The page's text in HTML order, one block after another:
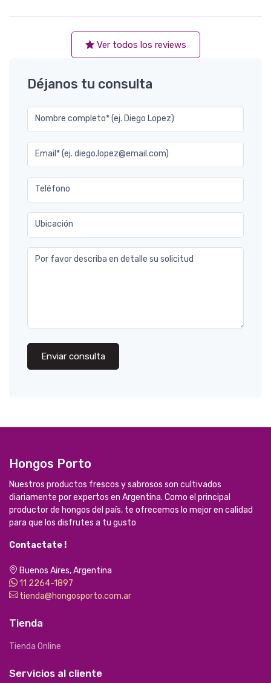
Ver todos los reviews
Déjanos tu consulta
Nombre completo* (ej. Diego Lopez)
Email* (ej. diego.lopez@email.com)
Teléfono
Ubicación
Por favor describa en detalle su solicitud
Enviar consulta
Hongos Porto
Nuestros productos frescos y sabrosos son cultivados
diariamente por expertos en Argentina. Como el principal
productor de hongos del país, te ofrecemos lo mejor en calidad
para que los disfrutes a tu gusto
Contactate !
Buenos Aires, Argentina
11 2264-1897
tienda@hongosporto.com.ar
Tienda
Tienda Online
Servicios al cliente